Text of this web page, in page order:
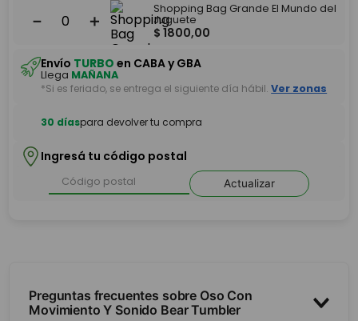
＋
－
Shopping Bag Grande El Mundo del
Juguete
$ 1800,00
Envío TURBO en CABA y GBA
Llega MAÑANA
*Si es feriado, se entrega el siguiente día hábil. Ver zonas
30 díaspara devolver tu compra
Ingresá tu código postal
Actualizar
Preguntas frecuentes sobre Oso Con
Movimiento Y Sonido Bear Tumbler